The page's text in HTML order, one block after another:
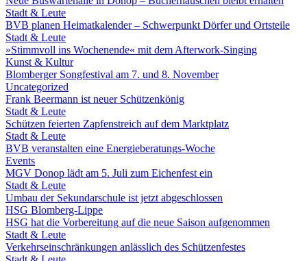
Stadt & Leute
BVB planen Heimatkalender – Schwerpunkt Dörfer und Ortsteile
Stadt & Leute
»Stimmvoll ins Wochenende« mit dem Afterwork-Singing
Kunst & Kultur
Blomberger Songfestival am 7. und 8. November
Uncategorized
Frank Beermann ist neuer Schützenkönig
Stadt & Leute
Schützen feierten Zapfenstreich auf dem Marktplatz
Stadt & Leute
BVB veranstalten eine Energieberatungs-Woche
Events
MGV Donop lädt am 5. Juli zum Eichenfest ein
Stadt & Leute
Umbau der Sekundarschule ist jetzt abgeschlossen
HSG Blomberg-Lippe
HSG hat die Vorbereitung auf die neue Saison aufgenommen
Stadt & Leute
Verkehrseinschränkungen anlässlich des Schützenfestes